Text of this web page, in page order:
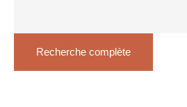
Recherche complète